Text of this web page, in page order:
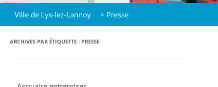
Ville de Lys-lez-Lannoy > Presse
ARCHIVES PAR ÉTIQUETTE : PRESSE